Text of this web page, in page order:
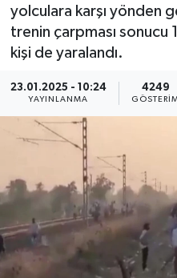
yolculara karşı yönden
trenin çarpması sonucu
kişi de yaralandı.
23.01.2025 - 10:24
YAYINLANMA
4249
GÜNDEM
KEMERBURGAZ
KÜLTÜR - SANAT
MAGAZİN
ÖZEL HABER
SAĞLIK
SPOR